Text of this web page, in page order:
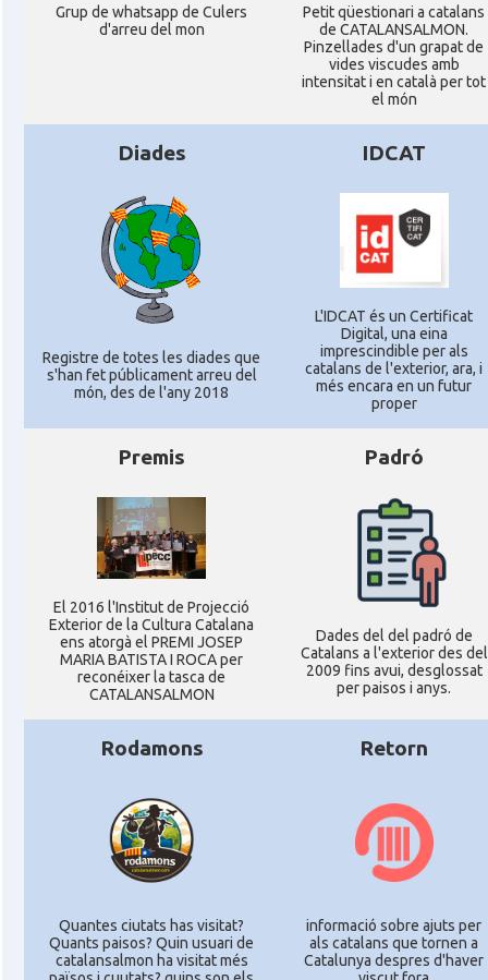
Grup de whatsapp de Culers
d'arreu del mon
Petit qüestionari a catalans
de CATALANSALMON.
Pinzellades d'un grapat de
vides viscudes amb
intensitat i en català per tot
el món
Diades
Registre de totes les diades que
s'han fet públicament arreu del
món, des de l'any 2018
IDCAT
L'IDCAT és un Certificat
Digital, una eina
imprescindible per als
catalans de l'exterior, ara, i
més encara en un futur
proper
Premis
El 2016 l'Institut de Projecció
Exterior de la Cultura Catalana
ens atorgà el PREMI JOSEP
MARIA BATISTA I ROCA per
reconéixer la tasca de
CATALANSALMON
Padró
Dades del del padró de
Catalans a l'exterior des del
2009 fins avui, desglossat
per paisos i anys.
Rodamons
Quantes ciutats has visitat?
Quants paisos? Quin usuari de
catalansalmon ha visitat més
Retorn
informació sobre ajuts per
als catalans que tornen a
Catalunya despres d'haver